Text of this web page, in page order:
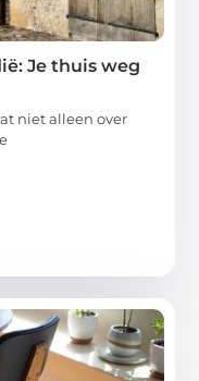
Je thuis weg
niet alleen over